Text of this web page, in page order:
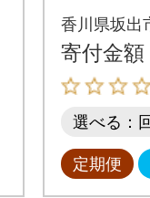
叉焼
焼豚 チ
回
香川県坂出
寄付金額
選べる：
定期便